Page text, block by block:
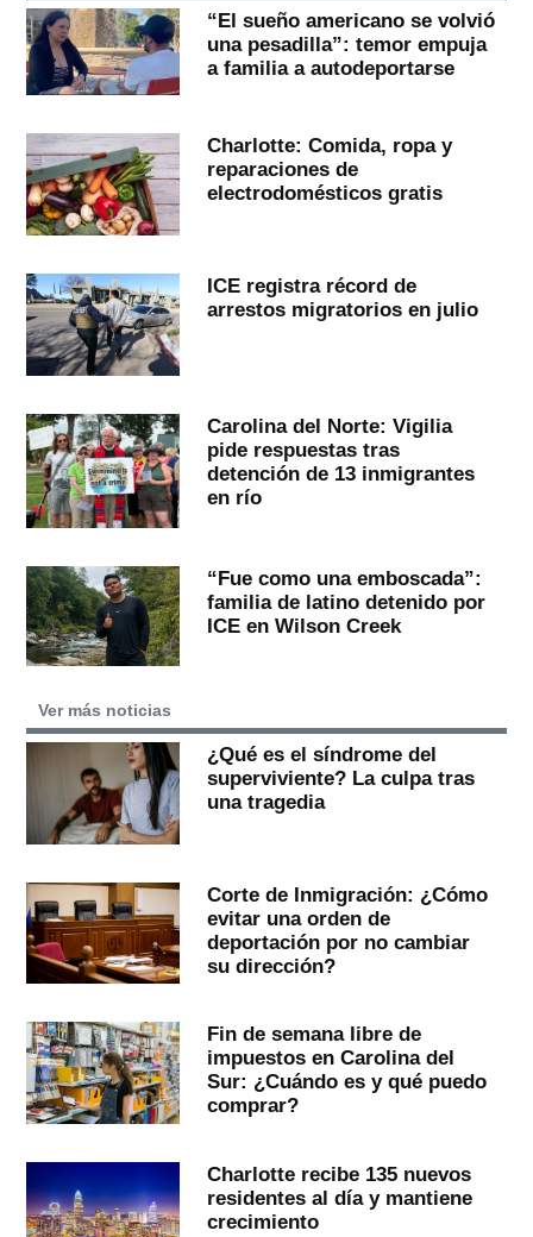
“El sueño americano se volvió
una pesadilla”: temor empuja
a familia a autodeportarse
Charlotte: Comida, ropa y
reparaciones de
electrodomésticos gratis
ICE registra récord de
arrestos migratorios en julio
Carolina del Norte: Vigilia
pide respuestas tras
detención de 13 inmigrantes
en río
“Fue como una emboscada”:
familia de latino detenido por
ICE en Wilson Creek
Ver más noticias
¿Qué es el síndrome del
superviviente? La culpa tras
una tragedia
Corte de Inmigración: ¿Cómo
evitar una orden de
deportación por no cambiar
su dirección?
Fin de semana libre de
impuestos en Carolina del
Sur: ¿Cuándo es y qué puedo
comprar?
Charlotte recibe 135 nuevos
residentes al día y mantiene
crecimiento